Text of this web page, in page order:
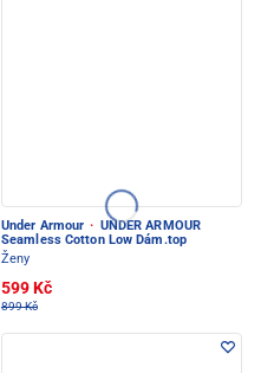
Under Armour · UNDER ARMOUR
Seamless Cotton Low Dám.top
Ženy
599 Kč
899 Kč